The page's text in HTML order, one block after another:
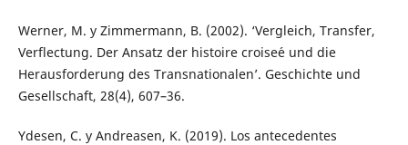
Werner, M. y Zimmermann, B. (2002). ‘Vergleich, Transfer,
Verflectung. Der Ansatz der histoire croise´e und die
Herausforderung des Transnationalen’. Geschichte und
Gesellschaft, 28(4), 607–36.
Ydesen, C. y Andreasen, K. (2019). Los antecedentes